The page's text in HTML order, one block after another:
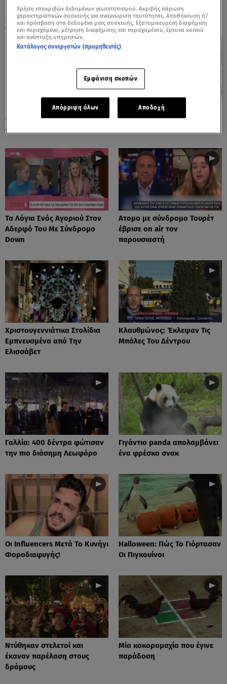
ΟΛΑ ΤΑ ΒΙΝΤΕΟ
Παίζει Ντραμς Και Τους
Αφήνει Όλους Με Το Στόμα
Ανοιχτό
Στα Λευκά Γαλλία Και
Κωνσταντινούπολη
Τα Λόγια Ενός Αγοριού Στον
Αδερφό Του Με Σύνδρομο
Down
Ατομο με σύνδρομο Τουρέτ
έβρισε on air τον
παρουσιαστή
Xριστουγεννιάτικα Στολίδια
Εμπνευσμένα από Την
Ελισσάβετ
Κλαυθμώνος: Έκλεψαν Τις
Μπάλες Του Δέντρου
Γαλλία: 400 δέντρα φώτισαν
την πιο διάσημη Λεωφόρο
Γιγάντιο panda απολαμβάνει
ένα φρέσκο σνακ
Οι Influencers Μετά Το Κυνήγι
Φοροδιαφυγής!
Ηalloween: Πώς Το Γιόρτασαν
Οι Πιγκουίνοι
Nτύθηκαν στελετοί και
έκαναν παρέλαση στους
δρόμους
Mία κοκορομαχία που έγινε
παράδοση
Χρήση επακριβών δεδομένων γεωεντοπισμού. Ακριβής σάρωση
χαρακτηριστικών συσκευής για αναγνώριση ταυτότητας. Αποθήκευση ή/
και πρόσβαση στα δεδομένα μιας συσκευής. Εξατομικευμένη διαφήμιση
και περιεχόμενο, μέτρηση διαφήμισης και περιεχομένου, έρευνα κοινού
και ανάπτυξη υπηρεσιών.
Κατάλογος συνεργατών (προμηθευτές)
Εμφάνιση σκοπών
Απόρριψη όλων Αποδοχή